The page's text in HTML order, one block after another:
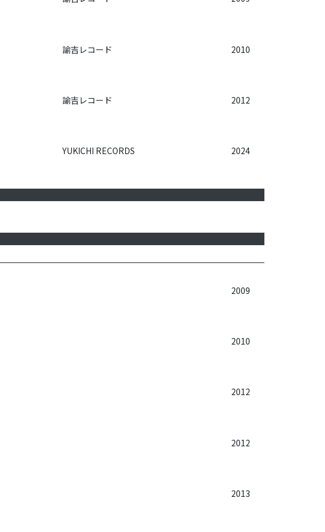
諭吉レコード 2010
諭吉レコード 2012
YUKICHI RECORDS 2024
2009
2010
2012
2012
2013